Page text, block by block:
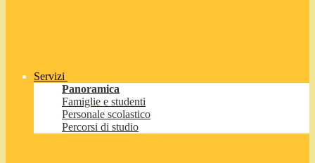
Servizi
Panoramica
Famiglie e studenti
Personale scolastico
Percorsi di studio